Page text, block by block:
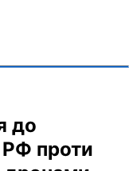
до
РФ проти